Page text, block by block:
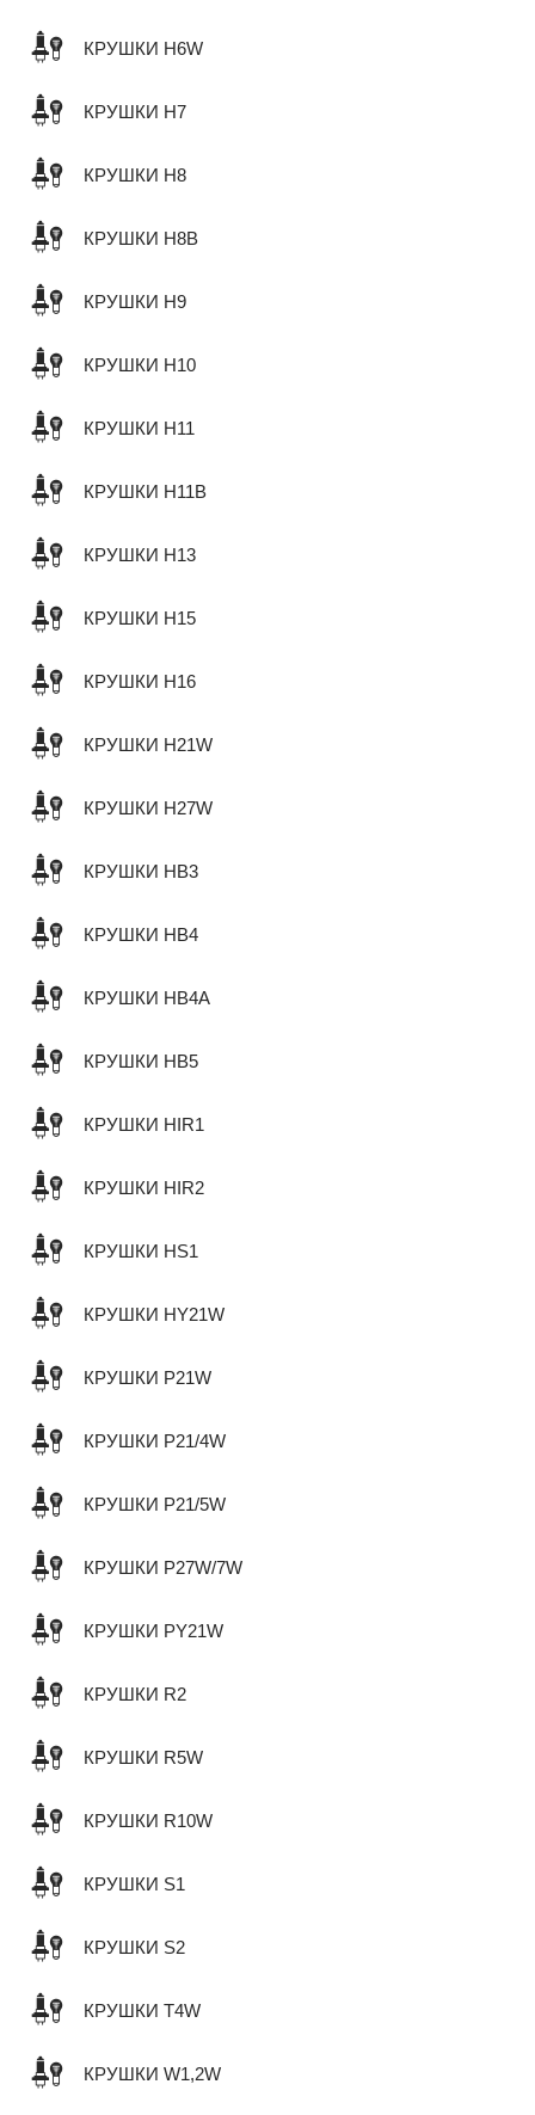
КРУШКИ H6W
КРУШКИ H7
КРУШКИ H8
КРУШКИ H8B
КРУШКИ H9
КРУШКИ H10
КРУШКИ H11
КРУШКИ H11B
КРУШКИ H13
КРУШКИ H15
КРУШКИ H16
КРУШКИ H21W
КРУШКИ H27W
КРУШКИ HB3
КРУШКИ HB4
КРУШКИ HB4A
КРУШКИ HB5
КРУШКИ HIR1
КРУШКИ HIR2
КРУШКИ HS1
КРУШКИ HY21W
КРУШКИ P21W
КРУШКИ P21/4W
КРУШКИ P21/5W
КРУШКИ P27W/7W
КРУШКИ PY21W
КРУШКИ R2
КРУШКИ R5W
КРУШКИ R10W
КРУШКИ S1
КРУШКИ S2
КРУШКИ T4W
КРУШКИ W1,2W